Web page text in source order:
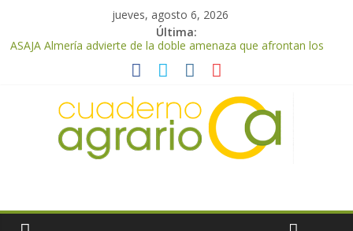
jueves, agosto 6, 2026
Última:
ASAJA Almería advierte de la doble amenaza que afrontan los
cítricos: la clorosis y la caída de los precios
confirman una cosecha desigual marcada por las inclemencias
meteorológicas y la incertidumbre en los precios
El Ministerio de Agricultura, Pesca y Alimentación autoriza el
pago de 85 millones adicionales de ayudas de la PAC de
Cooperativas Agro-alimentarias de Andalucía celebra la